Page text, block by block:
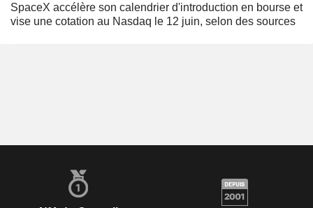
SpaceX accélère son calendrier d'introduction en bourse et
vise une cotation au Nasdaq le 12 juin, selon des sources